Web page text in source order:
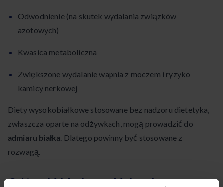
Odwodnienie (na skutek wydalania związków
azotowych)
Kwasica metaboliczna
Zwiększone wydalanie wapnia z moczem i ryzyko
kamicy nerkowej
Diety wysokobiałkowe stosowane bez nadzoru dietetyka,
zwłaszcza oparte na odżywkach, mogą prowadzić do
admiaru białka. Dlatego powinny być stosowane z
rozwagą.
Odżywki białkowe i ich rola